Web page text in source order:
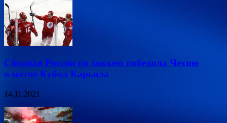
Сборная России по хоккею победила Чехию
в матче Кубка Карьяла
14.11.2021